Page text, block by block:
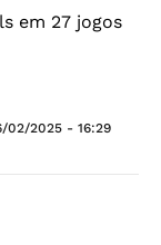
em 27 jogos
02/2025 - 16:29